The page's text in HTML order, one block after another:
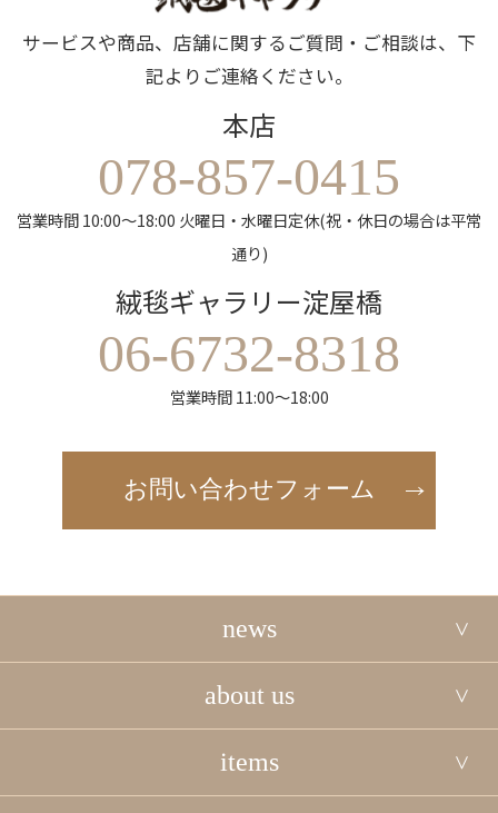
サービスや商品、店舗に関するご質問・ご相談は、下
記よりご連絡ください。
本店
078-857-0415
営業時間 10:00～18:00 火曜日・水曜日定休(祝・休日の場合は平常
通り)
絨毯ギャラリー淀屋橋
06-6732-8318
営業時間 11:00～18:00
お問い合わせフォーム
news
about us
items